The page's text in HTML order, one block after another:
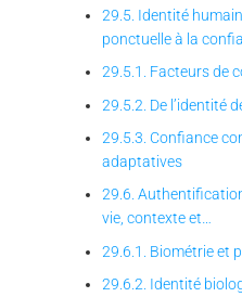
29.5. Identité
ponctuelle à la
29.5.1. Facteurs de
29.5.2. De l’identité
29.5.3. Confiance
adaptatives
29.6.
vie, contexte et…
29.6.1. Biométrie et
29.6.2. Identité